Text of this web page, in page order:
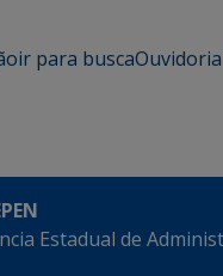
ir para buscaOuvidoria
Estadual de